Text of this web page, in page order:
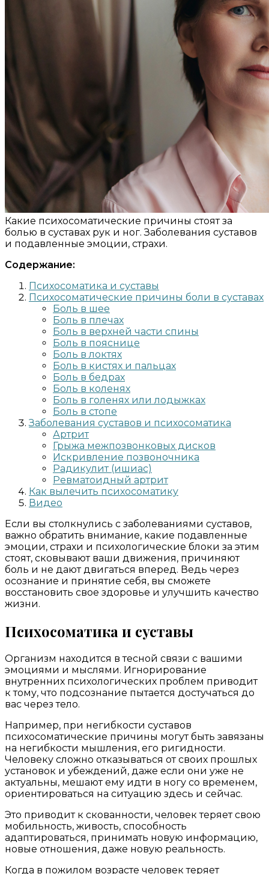
Какие психосоматические причины стоят за
болью в суставах рук и ног. Заболевания суставов
и подавленные эмоции, страхи.
Содержание:
Психосоматика и суставы
Психосоматические причины боли в суставах
Боль в шее
Боль в плечах
Боль в верхней части спины
Боль в пояснице
Боль в локтях
Боль в кистях и пальцах
Боль в бедрах
Боль в коленях
Боль в голенях или лодыжках
Боль в стопе
Заболевания суставов и психосоматика
Артрит
Грыжа межпозвонковых дисков
Искривление позвоночника
Радикулит (ишиас)
Ревматоидный артрит
Как вылечить психосоматику
Видео
Если вы столкнулись с заболеваниями суставов,
важно обратить внимание, какие подавленные
эмоции, страхи и психологические блоки за этим
стоят, сковывают ваши движения, причиняют
боль и не дают двигаться вперед. Ведь через
осознание и принятие себя, вы сможете
восстановить свое здоровье и улучшить качество
жизни.
Психосоматика и суставы
Организм находится в тесной связи с вашими
эмоциями и мыслями. Игнорирование
внутренних психологических проблем приводит
к тому, что подсознание пытается достучаться до
вас через тело.
Например, при негибкости суставов
психосоматические причины могут быть завязаны
на негибкости мышления, его ригидности.
Человеку сложно отказываться от своих прошлых
установок и убеждений, даже если они уже не
актуальны, мешают ему идти в ногу со временем,
ориентироваться на ситуацию здесь и сейчас.
Это приводит к скованности, человек теряет свою
мобильность, живость, способность
адаптироваться, принимать новую информацию,
новые отношения, даже новую реальность.
Когда в пожилом возрасте человек теряет